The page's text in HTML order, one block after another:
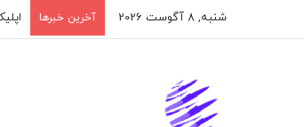
شنبه, 8 آگوست 2026 آخرین خبرها